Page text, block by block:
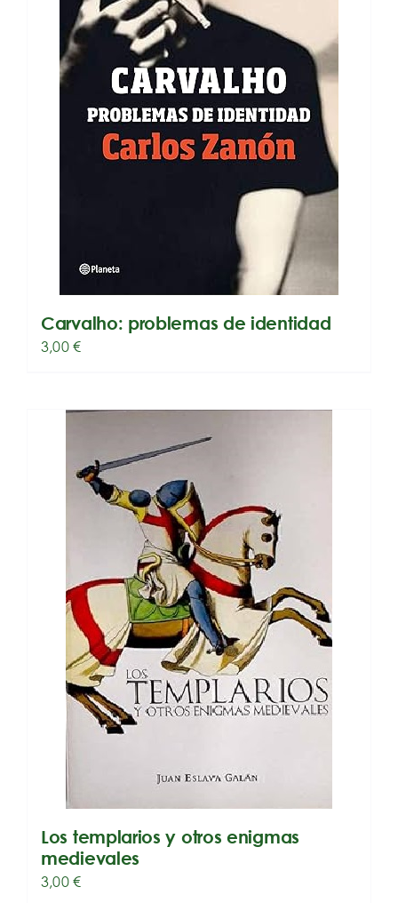
Carvalho: problemas de identidad
3,00€
Los templarios y otros enigmas
medievales
3,00€